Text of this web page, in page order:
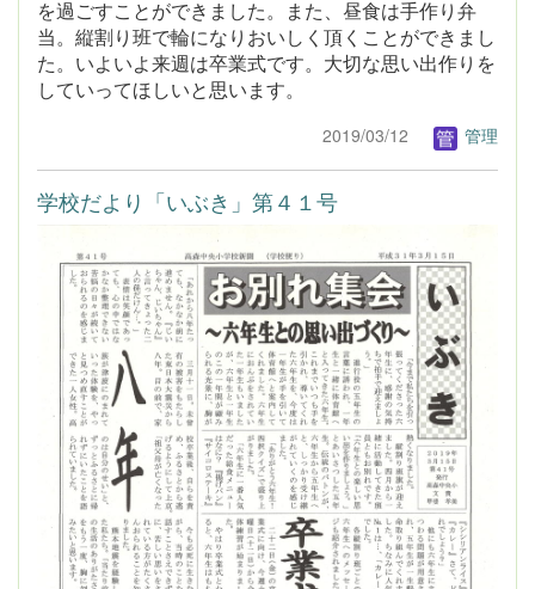
を過ごすことができました。また、昼食は手作り弁
当。縦割り班で輪になりおいしく頂くことができまし
た。いよいよ来週は卒業式です。大切な思い出作りを
していってほしいと思います。
2019/03/12 管理
学校だより「いぶき」第４１号